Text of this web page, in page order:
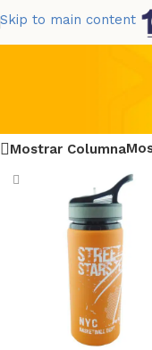
Skip to main content
Mostrar Columna